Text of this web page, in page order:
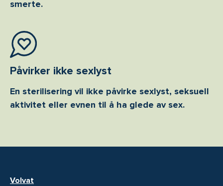
smerte.
Påvirker ikke sexlyst
En sterilisering vil ikke påvirke sexlyst, seksuell
aktivitet eller evnen til å ha glede av sex.
Volvat